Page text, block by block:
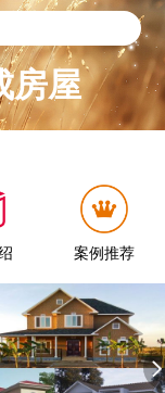
房屋
案例推荐